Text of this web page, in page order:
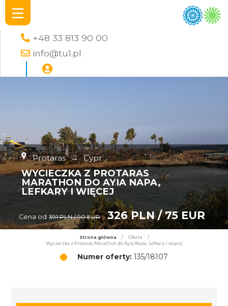
+48 33 813 90 00
info@tu1.pl
Protaras → Cypr
WYCIECZKA Z PROTARAS
MARATHON DO AYIA NAPA,
LEFKARY I WIĘCEJ
Cena od 391 PLN / 90 EUR 326 PLN / 75 EUR
Strona główna / Oferta
/
Wycieczka z Protaras Marathon do Ayia Napa, Lefkary i więcej
Numer oferty: 135/18107